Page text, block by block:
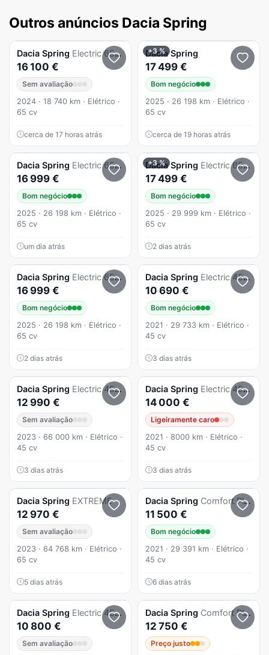
Outros anúncios Dacia Spring
Dacia Spring Electric 65 Expression
16 100 €
Sem avaliação
2024 · 18 740 km · Elétrico ·
65 cv
cerca de 17 horas atrás
+3 %
Dacia Spring
17 499 €
Bom negócio
2025 · 26 198 km · Elétrico ·
65 cv
cerca de 19 horas atrás
Dacia Spring Electric 65 Extreme
16 999 €
Bom negócio
2025 · 26 198 km · Elétrico ·
65 cv
um dia atrás
+3 %
Dacia Spring Electric 65 Extreme
17 499 €
Bom negócio
2025 · 29 999 km · Elétrico ·
65 cv
2 dias atrás
Dacia Spring Electric 65 Extreme
16 999 €
Bom negócio
2025 · 26 198 km · Elétrico ·
65 cv
2 dias atrás
Dacia Spring Electric 45 Comfort Plus
10 690 €
Bom negócio
2021 · 29 733 km · Elétrico ·
45 cv
3 dias atrás
Dacia Spring Electric 45 Expression
12 990 €
Sem avaliação
2023 · 66 000 km · Elétrico ·
45 cv
3 dias atrás
Dacia Spring Electric 45 Comfort Plus
14 000 €
Ligeiramente caro
2021 · 8000 km · Elétrico ·
45 cv
3 dias atrás
Dacia Spring EXTREME
12 970 €
Sem avaliação
2023 · 64 768 km · Elétrico ·
65 cv
5 dias atrás
Dacia Spring Comfort Plus
11 500 €
Bom negócio
2021 · 29 391 km · Elétrico ·
45 cv
6 dias atrás
Dacia Spring Electric 45 Comfort
10 800 €
Sem avaliação
Dacia Spring Comfort Plus 2022 | 60.000 km | IVA Dedutível
12 750 €
Preço justo